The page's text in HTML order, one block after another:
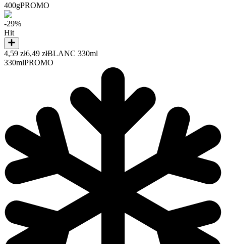
400gPROMO
-29%
Hit
4,59 zł6,49 złBLANC 330ml
330mlPROMO